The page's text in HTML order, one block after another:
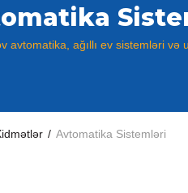
avtomatika, ağıllı ev sistemləri
/ Avtomatika Sistemləri